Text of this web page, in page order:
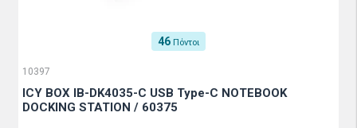
46 Πόντοι
10397
ICY BOX IB-DK4035-C USB Type-C NOTEBOOK
DOCKING STATION / 60375